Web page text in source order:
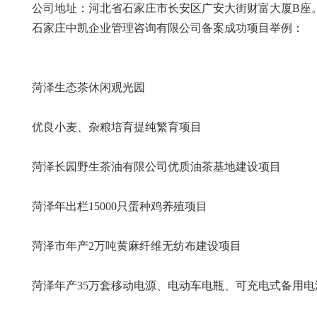
公司地址：河北省石家庄市长安区广安大街财富大厦B座
石家庄中凯企业管理咨询有限公司备案成功项目举例：
菏泽生态茶休闲观光园
优良小麦、杂粮培育提纯繁育项目
菏泽长园野生茶油有限公司优质油茶基地建设项目
菏泽年出栏15000只蛋种鸡养殖项目
菏泽市年产2万吨黄麻纤维无纺布建设项目
菏泽年产35万套移动电源、电动车电瓶、可充电式备用